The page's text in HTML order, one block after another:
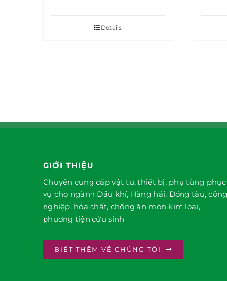
Details
GIỚI THIỆU
Chuyên cung cấp vật tư, thiết bị, phụ tùng phục
vụ cho ngành Dầu khí, Hàng hải, Đóng tàu, công
nghiệp, hóa chất, chống ăn mòn kim loại,
phương tiện cứu sinh
BIẾT THÊM VỀ CHÚNG TÔI